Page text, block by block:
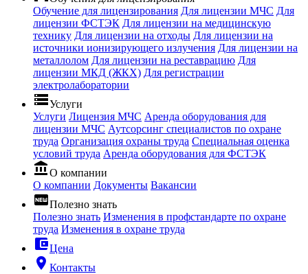
Обучение для лицензирования Для лицензии МЧС Для
лицензии ФСТЭК Для лицензии на медицинскую
технику Для лицензии на отходы Для лицензии на
источники ионизирующего излучения Для лицензии на
металлолом Для лицензии на реставрацию Для
лицензии МКД (ЖКХ) Для регистрации
электролаборатории
storageУслуги
Услуги Лицензия МЧС Аренда оборудования для
лицензии МЧС Аутсорсинг специалистов по охране
труда Организация охраны труда Специальная оценка
условий труда Аренда оборудования для ФСТЭК
account_balanceО компании
О компании Документы Вакансии
fiber_newПолезно знать
Полезно знать Изменения в профстандарте по охране
труда Изменения в охране труда
account_balance_walletЦена
room Контакты